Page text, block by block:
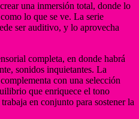
una inmersión total, donde lo
lo que se ve. La serie
ser auditivo, y lo aprovecha
completa, en donde habrá
sonidos inquietantes. La
con una selección
que enriquece el tono
en conjunto para sostener la